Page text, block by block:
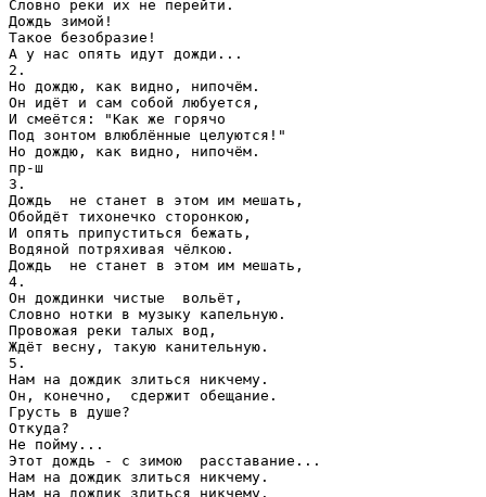
Словно реки их не перейти.
Дождь зимой!
Такое безобразие!
А у нас опять идут дожди...
2.
Но дождю, как видно, нипочём.
Он идёт и сам собой любуется,
И смеётся: "Как же горячо
Под зонтом влюблённые целуются!"
Но дождю, как видно, нипочём.
пр-ш
3.
Дождь  не станет в этом им мешать,
Обойдёт тихонечко сторонкою,
И опять припуститься бежать,
Водяной потряхивая чёлкою.
Дождь  не станет в этом им мешать,
4.
Он дождинки чистые  вольёт,
Словно нотки в музыку капельную.
Провожая реки талых вод,
Ждёт весну, такую канительную.
5.
Нам на дождик злиться никчему.
Он, конечно,  сдержит обещание.
Грусть в душе?
Откуда?
Не пойму...
Этот дождь - с зимою  расставание...
Нам на дождик злиться никчему.